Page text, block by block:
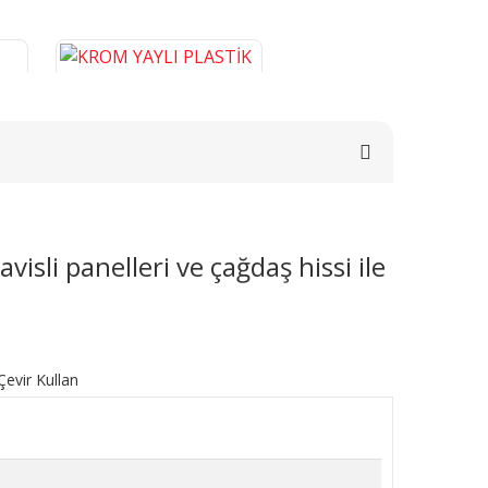
KROM YAYLI PLASTİK BORU
GİZLEME 9 CM
panelleri ve çağdaş hissi ile